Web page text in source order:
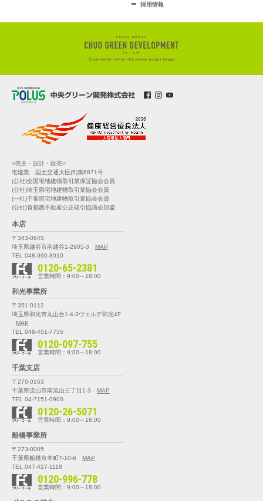
採用情報
<売主・設計・販売>
宅建業 国土交通大臣(5)第6871号
(公社)全国宅地建物取引業保証協会会員
(公社)埼玉県宅地建物取引業協会会員
(一社)千葉県宅地建物取引業協会会員
(公社)首都圏不動産公正取引協議会加盟
本店
〒343-0845
埼玉県越谷市南越谷1-2905-3
MAP
TEL 048-990-8010
0120-65-2381
営業時間：9:00～18:00
和光事業所
〒351-0112
埼玉県和光市丸山台1-4-3ヴェルデ和光4F
MAP
TEL 048-451-7755
0120-097-755
営業時間：9:00～18:00
千葉支店
〒270-0163
千葉県流山市南流山三丁目1-3
MAP
TEL 04-7151-0900
0120-26-5071
営業時間：9:00～18:00
船橋事業所
〒273-0005
千葉県船橋市本町7-10-6
MAP
TEL 047-427-1118
0120-996-778
営業時間：9:00～18:00